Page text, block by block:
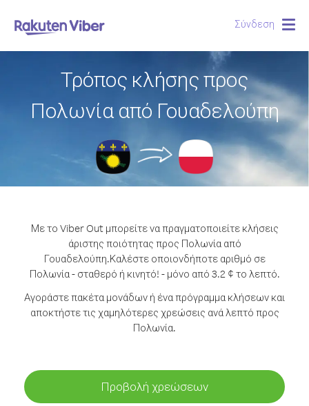
Σύνδεση
Τρόπος κλήσης προς
Πολωνία από Γουαδελούπη
Με το Viber Out μπορείτε να πραγματοποιείτε κλήσεις
άριστης ποιότητας προς Πολωνία από
Γουαδελούπη.Καλέστε οποιονδήποτε αριθμό σε
Πολωνία - σταθερό ή κινητό! - μόνο από 3.2 ¢ το λεπτό.
Αγοράστε πακέτα μονάδων ή ένα πρόγραμμα κλήσεων και
αποκτήστε τις χαμηλότερες χρεώσεις ανά λεπτό προς
Πολωνία.
Προβολή χρεώσεων